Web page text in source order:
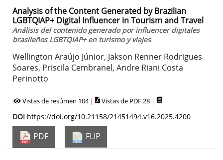
Analysis of the Content Generated by Brazilian
LGBTQIAP+ Digital Influencer in Tourism and Travel
Análisis del contenido generado por influencer digitales
brasileños LGBTQIAP+ en turismo y viajes
Wellington Araújo Júnior, Jakson Renner Rodrigues
Soares, Priscila Cembranel, Andre Riani Costa
Perinotto
Vistas de resúmen 104 | Vistas de PDF 28 |
DOI https://doi.org/10.21158/21451494.v16.2025.4200
PDF FLIP